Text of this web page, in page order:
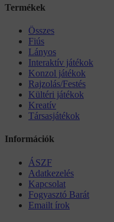
Termékek
Összes
Fiús
Lányos
Interaktív játékok
Konzol játékok
Rajzolás/Festés
Kültéri játékok
Kreatív
Társasjátékok
Információk
ÁSZF
Adatkezelés
Kapcsolat
Fogyasztó Barát
Emailt írok